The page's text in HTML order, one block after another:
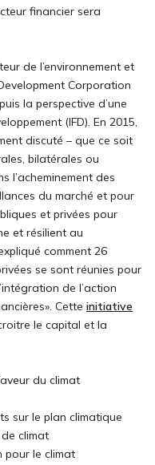
financier sera
de l’environnement et
Corporation
la perspective d’une
(IFD). En 2015,
discuté – que ce soit
bilatérales ou
l’acheminement des
du marché et pour
et privées pour
et résilient au
comment 26
se sont réunies pour
de l’action
Cette initiative
le capital et la
du climat
sur le plan climatique
climat
pour le climat